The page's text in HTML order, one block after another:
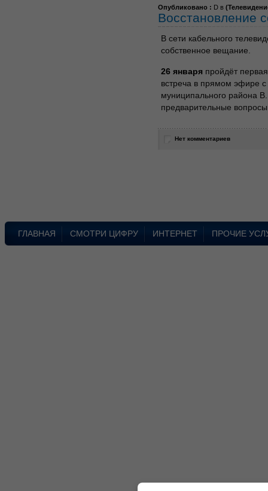
Опубликовано : D в (
Восстановление
В сети кабельного
собственное вещание.
26 января пройдёт
встреча в прямом эфире с
муниципального района
предварительные
Нет комментариев
ГЛАВНАЯ СМОТРИ ЦИФРУ ИНТЕРНЕТ ПРОЧИЕ